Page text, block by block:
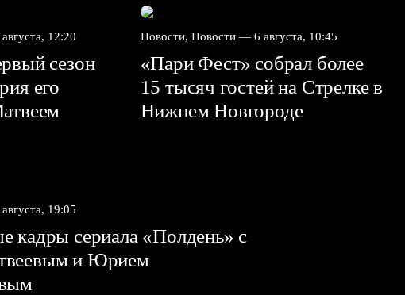
12:20
сезон
его
Новости, Новости — 6 августа, 10:45
«Пари Фест» собрал более
15 тысяч гостей на Стрелке в
Нижнем Новгороде
19:05
кадры сериала «Полдень» с
и Юрием